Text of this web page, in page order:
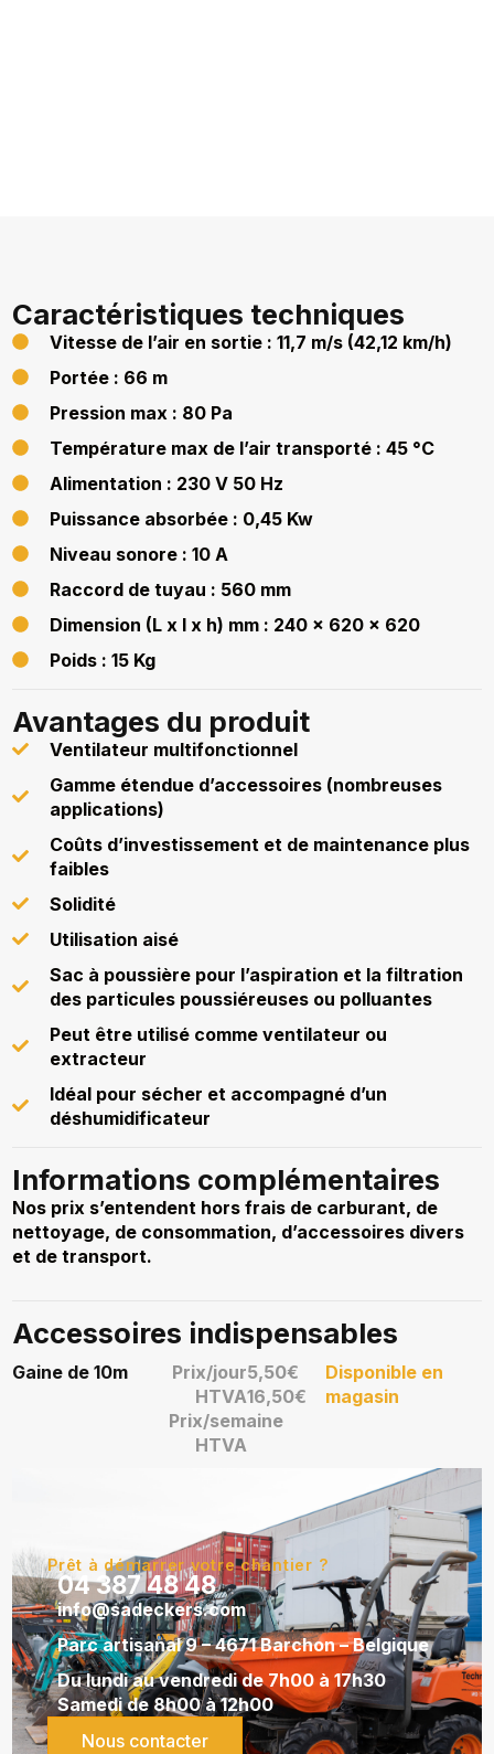
Caractéristiques techniques
Vitesse de l’air en sortie : 11,7 m/s (42,12 km/h)
Portée : 66 m
Pression max : 80 Pa
Température max de l’air transporté : 45 °C
Alimentation : 230 V 50 Hz
Puissance absorbée : 0,45 Kw
Niveau sonore : 10 A
Raccord de tuyau : 560 mm
Dimension (L x l x h) mm : 240 x 620 x 620
Poids : 15 Kg
Avantages du produit
Ventilateur multifonctionnel
Gamme étendue d’accessoires (nombreuses
applications)
Coûts d’investissement et de maintenance plus
faibles
Solidité
Utilisation aisé
Sac à poussière pour l’aspiration et la filtration
des particules poussiéreuses ou polluantes
Peut être utilisé comme ventilateur ou
extracteur
Idéal pour sécher et accompagné d’un
déshumidificateur
Informations complémentaires
Nos prix s’entendent hors frais de carburant, de
nettoyage, de consommation, d’accessoires divers
et de transport.
Accessoires indispensables
Gaine de 10m
Prix/jour
HTVA
Prix/semaine
HTVA
5,50€
16,50€
Disponible en
magasin
Prêt à démarrer votre chantier ?
04 387 48 48
info@sadeckers.com
Parc artisanal 9 – 4671 Barchon – Belgique
Du lundi au vendredi de 7h00 à 17h30
Samedi de 8h00 à 12h00
Nous contacter